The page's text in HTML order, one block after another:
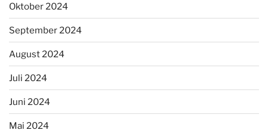
Oktober 2024
September 2024
August 2024
Juli 2024
Juni 2024
Mai 2024